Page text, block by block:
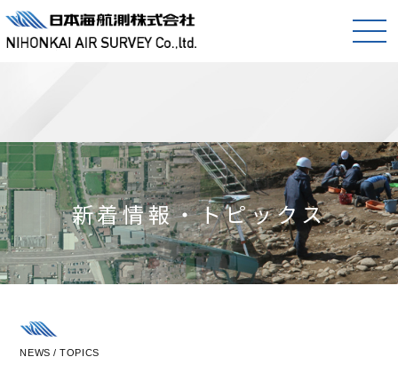
新着情報・トピックス
NEWS / TOPICS